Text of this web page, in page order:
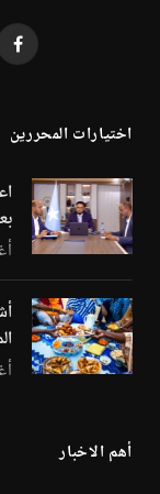
اختيارات المحررين
أهم الاخبار